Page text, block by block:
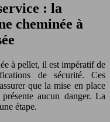
: la
cheminée à
à pellet, il est impératif de
de sécurité. Ces
que la mise en place
aucun danger. La
étape.